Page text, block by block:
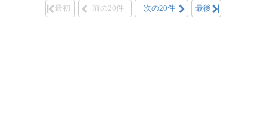
最初 前の20件 次の20件 最後